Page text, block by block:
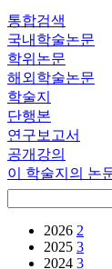
통합검색
국내학술논문
학위논문
해외학술논문
학술지
단행본
연구보고서
공개강의
이 학술지의 논
2026 2
2025 3
2024 3